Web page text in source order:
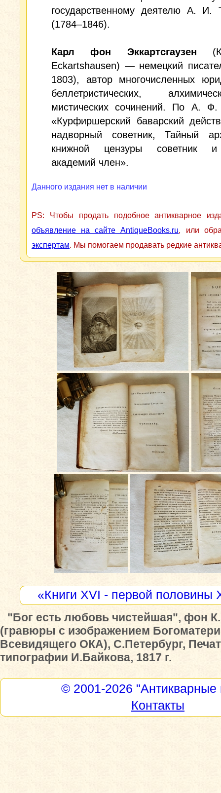
государственному деятелю А. И.
(1784–1846).
Карл фон Эккартсгаузен
Eckartshausen) — немецкий
1803), автор многочисленных
беллетристических,
мистических сочинений. По А. Ф.
«Курфиршерский баварский
надворный советник, Тайный
книжной цензуры советник
академий член».
Данного издания нет в наличии
PS: Чтобы продать подобное антикварное
объявление на сайте AntiqueBooks.ru, или
экспертам. Мы помогаем продавать редкие
«Книги XVI - первой половины
"Бог есть любовь чистейшая", фон К.
(гравюры с изображением
Всевидящего ОКА), С.Петербург,
типографии И.Байкова, 1817 г.
© 2001-2026 "Антикварные
Контакты